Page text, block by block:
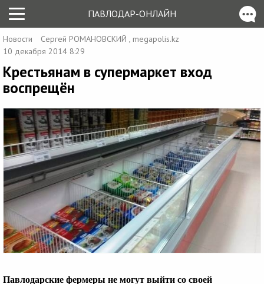
ПАВЛОДАР-ОНЛАЙН
Новости
Сергей РОМАНОВСКИЙ , megapolis.kz
10 декабря 2014 8:29
Крестьянам в супермаркет вход
воспрещён
Павлодарские фермеры не могут выйти со своей